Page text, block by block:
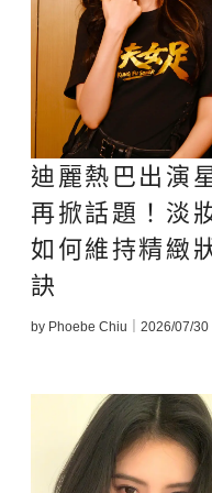
迪麗熱巴出演
再掀話題！淡
如何維持精緻
訣
by Phoebe Chiu｜2026/07/30